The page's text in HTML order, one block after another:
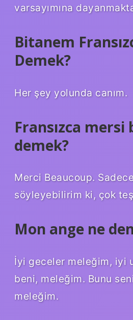
varsayımına
Bitanem
Demek?
Her şey yolunda canım.
Fransızca
demek?
Merci Beaucoup.
söyleyebilirim ki, çok
Mon ange ne
İyi geceler meleğim, iyi
beni, meleğim. Bunu
meleğim.